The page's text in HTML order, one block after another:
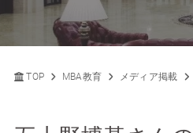
TOP MBA教育 メディア掲載